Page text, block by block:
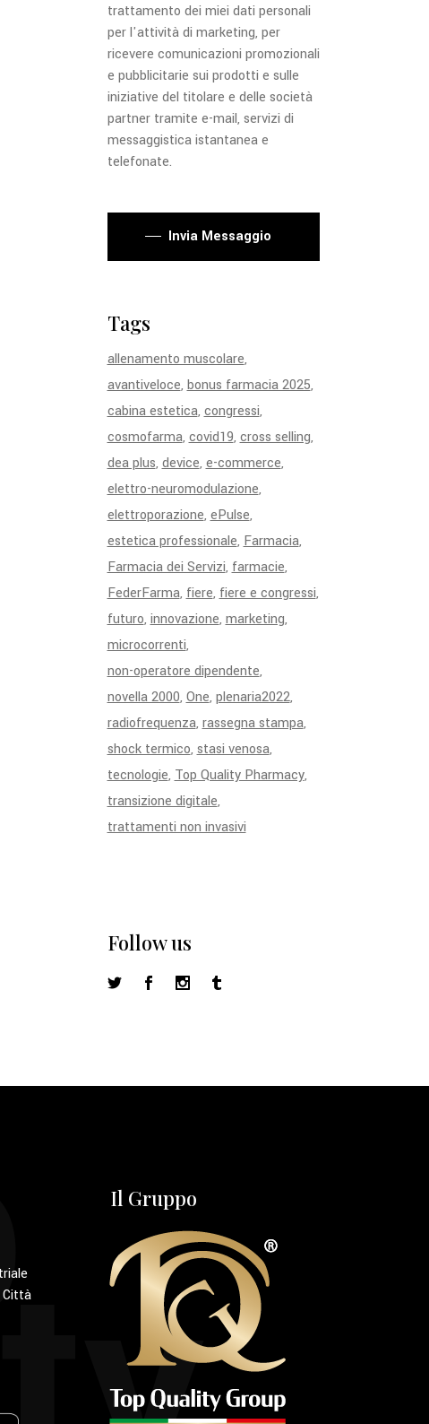
trattamento dei miei dati personali
per l'attività di marketing, per
ricevere comunicazioni promozionali
e pubblicitarie sui prodotti e sulle
iniziative del titolare e delle società
partner tramite e-mail, servizi di
messaggistica istantanea e
telefonate.
Invia Messaggio
Tags
allenamento muscolare
avantiveloce bonus farmacia 2025
cabina estetica congressi
cosmofarma covid19 cross selling
dea plus device e-commerce
elettro-neuromodulazione
elettroporazione ePulse
estetica professionale Farmacia
Farmacia dei Servizi farmacie
FederFarma fiere fiere e congressi
futuro innovazione marketing
microcorrenti
non-operatore dipendente
novella 2000 One plenaria2022
radiofrequenza rassegna stampa
shock termico stasi venosa
tecnologie Top Quality Pharmacy
transizione digitale
trattamenti non invasivi
Follow us
Città
Il Gruppo